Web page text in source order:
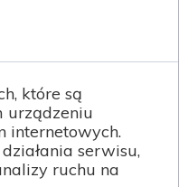
z kuchnią,
ale
które są
urządzeniu
internetowych.
serwisu,
ruchu na